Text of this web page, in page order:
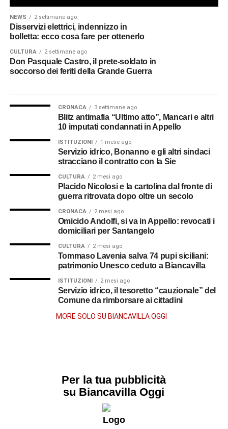
NEWS 2 settimane ago
Disservizi elettrici, indennizzo in
bolletta: ecco cosa fare per ottenerlo
CULTURA 2 settimane ago
Don Pasquale Castro, il prete-soldato in
soccorso dei feriti della Grande Guerra
CRONACA 3 settimane ago
Blitz antimafia “Ultimo atto”, Mancari e altri
10 imputati condannati in Appello
ISTITUZIONI 1 mese ago
Servizio idrico, Bonanno e gli altri sindaci
stracciano il contratto con la Sie
CULTURA 2 mesi ago
Placido Nicolosi e la cartolina dal fronte di
guerra ritrovata dopo oltre un secolo
CRONACA 2 mesi ago
Omicido Andolfi, si va in Appello: revocati i
domiciliari per Santangelo
CULTURA 2 mesi ago
Tommaso Lavenia salva 74 pupi siciliani:
patrimonio Unesco ceduto a Biancavilla
ISTITUZIONI 2 mesi ago
Servizio idrico, il tesoretto “cauzionale” del
Comune da rimborsare ai cittadini
MORE SOLO SU BIANCAVILLA OGGI
Per la tua pubblicità
su Biancavilla Oggi